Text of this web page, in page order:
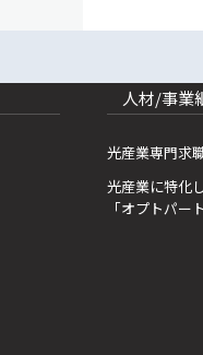
人材/事業
光産業専門求
光産業に特化
「オプトパー